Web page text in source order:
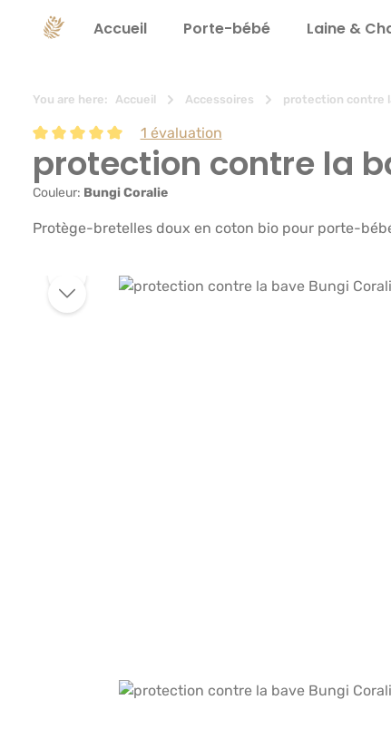
Passer à la navigation principale
Accueil Porte-bébé Laine &
You are here: Accueil Accessoires protection contre
Note moyenne de 5 sur 5 étoiles
1 évaluation
protection contre la
Couleur: Bungi Coralie
Protège-bretelles doux en coton bio pour porte-
Ignorer la galerie d'images